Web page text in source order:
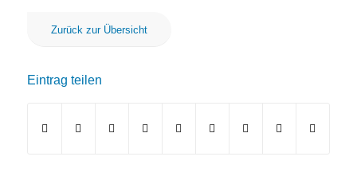
Zurück zur Übersicht
Eintrag teilen